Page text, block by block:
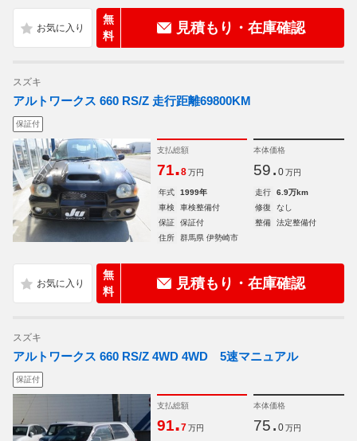
無
料
見積もり・在庫確認
スズキ
アルトワークス 660 RS/Z 走行距離69800KM
保証付
支払総額
71.8 万円
本体価格
59. 0 万円
年式 1999年 走行
6.9万km
車検
車検整備付 修復
なし
保証
保証付 整備
法定整備付
住所
群馬県 伊勢崎市
無
料
見積もり・在庫確認
スズキ
アルトワークス 660 RS/Z 4WD 4WD 5速マニュアル
保証付
支払総額
91.7 万円
本体価格
75. 0 万円